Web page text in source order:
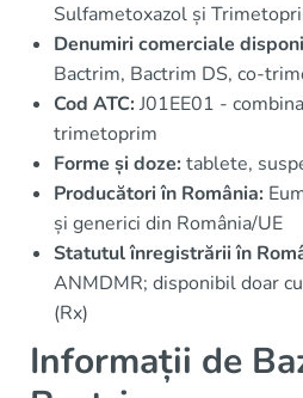
Sulfametoxazol și
Denumiri comerciale
Bactrim, Bactrim DS, co-
Cod ATC:J01EE01 -
trimetoprim
Forme și doze:tablete,
Producători în România:
și generici din România/UE
Statutul înregistrării în
ANMDMR; disponibil doar
(Rx)
Informații de